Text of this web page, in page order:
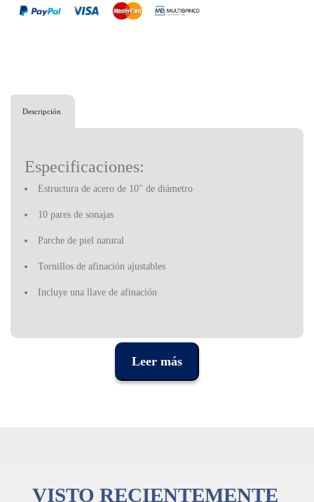
Descripción
Especificaciones:
Estructura de acero de 10" de diámetro
10 pares de sonajas
Parche de piel natural
Tornillos de afinación ajustables
Incluye una llave de afinación
Leer más
VISTO RECIENTEMENTE